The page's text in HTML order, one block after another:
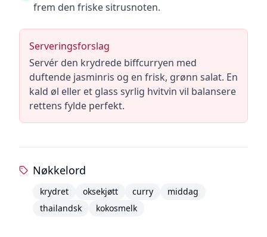
frem den friske sitrusnoten.
Serveringsforslag
Servér den krydrede biffcurryen med
duftende jasminris og en frisk, grønn salat. En
kald øl eller et glass syrlig hvitvin vil balansere
rettens fylde perfekt.
Nøkkelord
krydret oksekjøtt curry
middag
thailandsk
kokosmelk